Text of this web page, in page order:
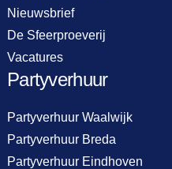
Nieuwsbrief
De Sfeerproeverij
Vacatures
Partyverhuur
Partyverhuur Waalwijk
Partyverhuur Breda
Partyverhuur Eindhoven